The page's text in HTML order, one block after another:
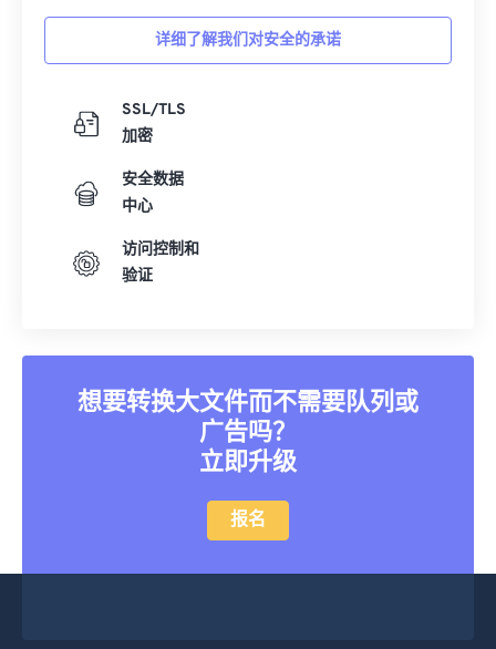
详细了解我们对安全的承诺
SSL/TLS
加密
安全数据
中心
访问控制和
验证
想要转换大文件而不需要队列或
广告吗？
立即升级
报名